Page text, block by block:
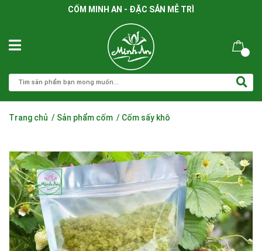
CỐM MINH AN - ĐẶC SẢN MỄ TRÌ
Trang chủ / Sản phẩm cốm / Cốm sấy khô